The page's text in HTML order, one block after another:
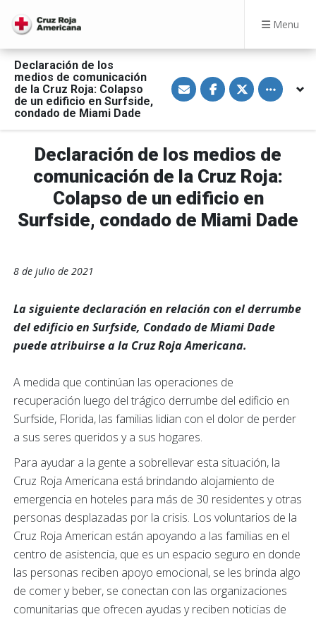
Menu
Declaración de los
medios de comunicación
de la Cruz Roja: Colapso
de un edificio en Surfside,
condado de Miami Dade
S
h
a
v
a
E
a
l
S
h
a
o
F
a
e
o
o
k
S
h
a
o
T
w
i
t
e
Toggle
Declaración de los medios de
comunicación de la Cruz Roja:
Colapso de un edificio en
Surfside, condado de Miami Dade
8 de julio de 2021
La siguiente declaración en relación con el derrumbe
del edificio en Surfside, Condado de Miami Dade
puede atribuirse a la Cruz Roja Americana.
A medida que continúan las operaciones de
recuperación luego del trágico derrumbe del edificio en
Surfside, Florida, las familias lidian con el dolor de perder
a sus seres queridos y a sus hogares.
Para ayudar a la gente a sobrellevar esta situación, la
Cruz Roja Americana está brindando alojamiento de
emergencia en hoteles para más de 30 residentes y otras
personas desplazadas por la crisis. Los voluntarios de la
Cruz Roja American están apoyando a las familias en el
centro de asistencia, que es un espacio seguro en donde
las personas reciben apoyo emocional, se les brinda algo
de comer y beber, se conectan con las organizaciones
comunitarias que ofrecen ayudas y reciben noticias de